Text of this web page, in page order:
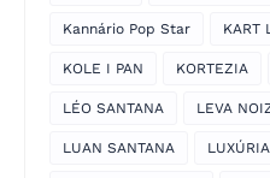
Kannário Pop Star KART
KOLE I PAN KORTEZIA
LÉO SANTANA LEVA
LUAN SANTANA LUXÚRIA